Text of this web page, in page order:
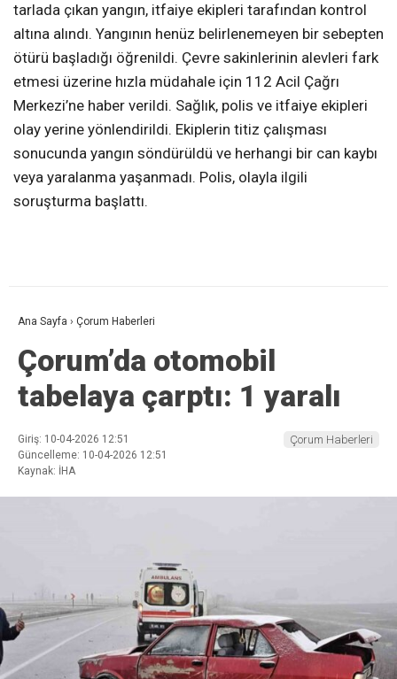
tarlada çıkan yangın, itfaiye ekipleri tarafından kontrol
altına alındı. Yangının henüz belirlenemeyen bir sebepten
ötürü başladığı öğrenildi. Çevre sakinlerinin alevleri fark
etmesi üzerine hızla müdahale için 112 Acil Çağrı
Merkezi’ne haber verildi. Sağlık, polis ve itfaiye ekipleri
olay yerine yönlendirildi. Ekiplerin titiz çalışması
sonucunda yangın söndürüldü ve herhangi bir can kaybı
veya yaralanma yaşanmadı. Polis, olayla ilgili
soruşturma başlattı.
Ana Sayfa › Çorum Haberleri
Çorum’da otomobil
tabelaya çarptı: 1 yaralı
Giriş: 10-04-2026 12:51
Güncelleme: 10-04-2026 12:51
Kaynak: İHA
Çorum Haberleri